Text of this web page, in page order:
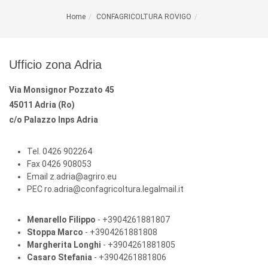
Home CONFAGRICOLTURA ROVIGO
Ufficio zona Adria
Via Monsignor Pozzato 45
45011 Adria (Ro)
c/o Palazzo Inps Adria
Tel. 0426 902264
Fax 0426 908053
Email z.adria@agriro.eu
PEC ro.adria@confagricoltura.legalmail.it
Menarello Filippo - +3904261881807
Stoppa Marco - +3904261881808
Margherita Longhi - +3904261881805
Casaro Stefania - +3904261881806